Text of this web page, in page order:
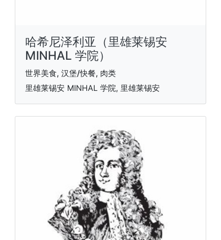
哈希尼泽利亚（里雄莱锡安
MINHAL 学院）
世界美食, 汉堡/快餐, 肉类
里雄莱锡安 MINHAL 学院, 里雄莱锡安